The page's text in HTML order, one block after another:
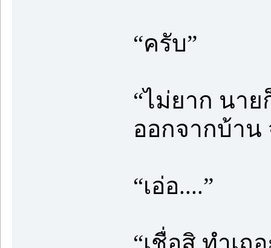
“ครับ”
“ไม่ยาก นา
ออกจากบ้าน
“เอ่อ....”
“เชื่อสิ ทำเถ